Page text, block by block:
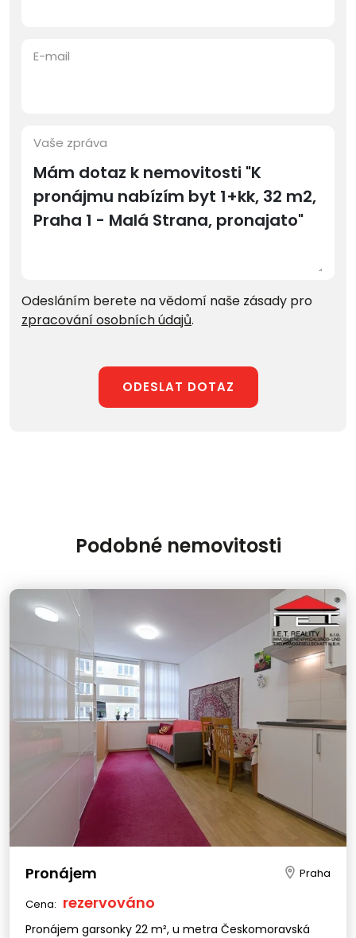
E-mail
Vaše zpráva
Odesláním berete na vědomí naše zásady pro
zpracování osobních údajů.
ODESLAT DOTAZ
Podobné nemovitosti
Pronájem Praha
Cena: rezervováno
Pronájem garsonky 22 m², u metra Českomoravská